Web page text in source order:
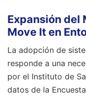
Expansión del
Move It en
La adopción de
responde a una
por el Instituto de
datos de la